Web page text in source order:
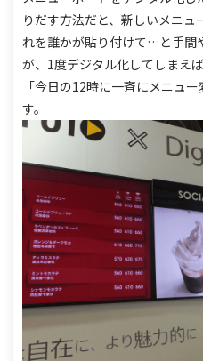
りだす方法だと、新しいメニュ
れを誰かが貼り付けて…と手間
が、 1度デジタル化してしまえ
「今日の12時に一斉にメニュ
す。